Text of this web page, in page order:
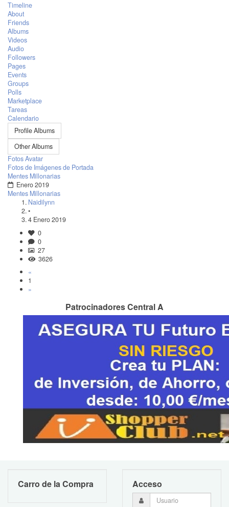
Timeline
About
Friends
Albums
Videos
Audio
Followers
Pages
Events
Groups
Polls
Marketplace
Tareas
Calendario
Profile Albums
Other Albums
Fotos Avatar
Fotos de Imágenes de Portada
Mentes Millonarias
Enero 2019
Mentes Millonarias
Naidilynn
•
4 Enero 2019
0
0
27
3626
«
1
»
Patrocinadores Central A
Carro de la Compra Acceso